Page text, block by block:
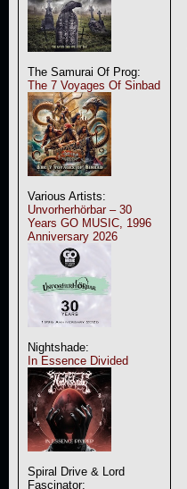
The Samurai Of Prog:
The 7 Voyages Of Sinbad
Various Artists:
Unvorherhörbar – 30
Years GO MUSIC, 1996
Anniversary 2026
Nightshade:
In Essence Divided
Spiral Drive & Lord
Fascinator: